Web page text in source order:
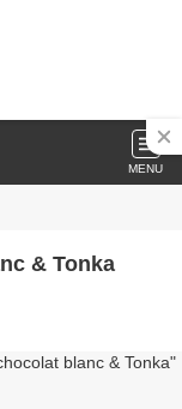
MENU
& Tonka